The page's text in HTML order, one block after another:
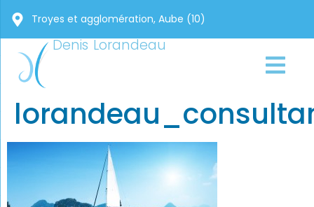
Troyes et agglomération, Aube (10)
Denis Lorandeau